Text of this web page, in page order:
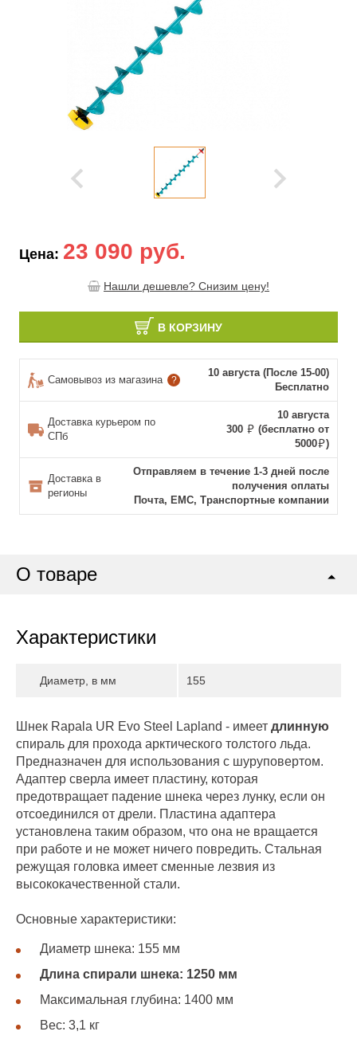
Цена: 23 090 руб.
Нашли дешевле? Снизим цену!
В КОРЗИНУ
Самовывоз из магазина ?
10 августа (После 15-00)
Бесплатно
Доставка курьером по
СПб
10 августа
300
(бесплатно от
5000
)
Доставка в
регионы
Отправляем в течение 1-3 дней после
получения оплаты
Почта, ЕМС, Транспортные компании
О товаре
Характеристики
Диаметр, в мм 155
Шнек Rapala UR Evo Steel Lapland - имеет длинную
спираль для прохода арктического толстого льда.
Предназначен для использования с шуруповертом.
Адаптер сверла имеет пластину, которая
предотвращает падение шнека через лунку, если он
отсоединился от дрели. Пластина адаптера
установлена таким образом, что она не вращается
при работе и не может ничего повредить. Стальная
режущая головка имеет сменные лезвия из
высококачественной стали.
Основные характеристики:
Диаметр шнека: 155 мм
Длина спирали шнека: 1250 мм
Максимальная глубина: 1400 мм
Вес: 3,1 кг